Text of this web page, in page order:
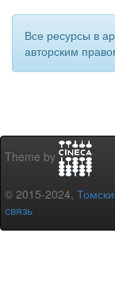
Все ресурсы в
авторским
Theme by
© 2015-2024,
связь